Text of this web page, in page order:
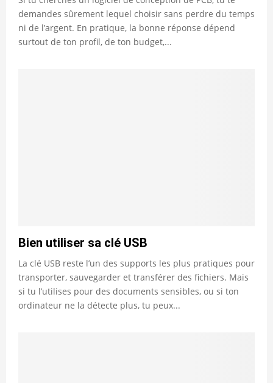
demandes sûrement lequel choisir sans perdre du temps
ni de l’argent. En pratique, la bonne réponse dépend
surtout de ton profil, de ton budget,...
Bien utiliser sa clé USB
La clé USB reste l’un des supports les plus pratiques pour
transporter, sauvegarder et transférer des fichiers. Mais
si tu l’utilises pour des documents sensibles, ou si ton
ordinateur ne la détecte plus, tu peux...